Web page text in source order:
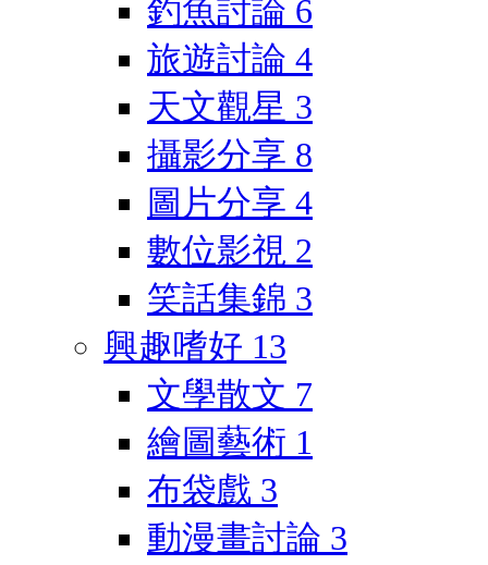
釣魚討論 6
旅遊討論 4
天文觀星 3
攝影分享 8
圖片分享 4
數位影視 2
笑話集錦 3
興趣嗜好 13
文學散文 7
繪圖藝術 1
布袋戲 3
動漫畫討論 3